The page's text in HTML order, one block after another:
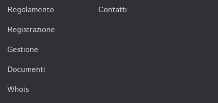
Regolamento
Registrazione
Gestione
Documenti
Whois
Contatti